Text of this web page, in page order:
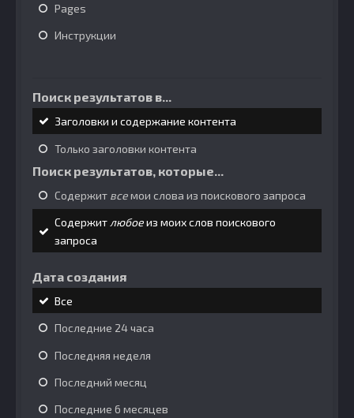
Pages
Инструкции
Поиск результатов в...
Заголовки и содержание контента
Только заголовки контента
Поиск результатов, которые...
Содержит всемои слова из поискового запроса
Содержитлюбоеиз моих слов поискового
запроса
Дата создания
Все
Последние 24 часа
Последняя неделя
Последний месяц
Последние 6 месяцев